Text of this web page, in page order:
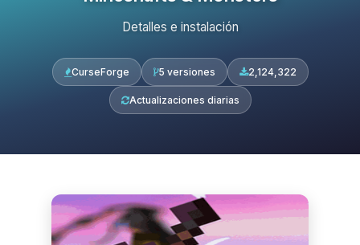
Detalles e instalación
CurseForge 5 versiones 2,124,322
Actualizaciones diarias